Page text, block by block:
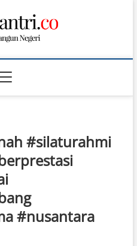
#silaturahmi
#nusantara